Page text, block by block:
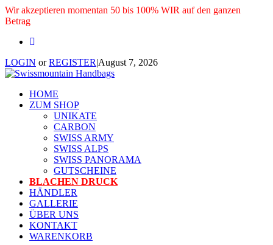
Wir akzeptieren momentan 50 bis 100% WIR auf den ganzen
Betrag
LOGIN orREGISTER|August 7, 2026
HOME
ZUM SHOP
UNIKATE
CARBON
SWISS ARMY
SWISS ALPS
SWISS PANORAMA
GUTSCHEINE
BLACHEN DRUCK
HÄNDLER
GALLERIE
ÜBER UNS
KONTAKT
WARENKORB